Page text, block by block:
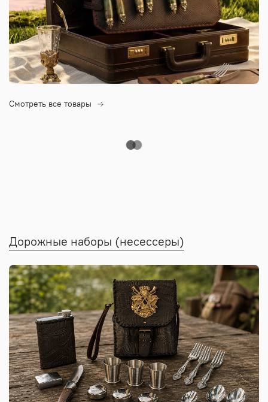
Смотреть все товары
Дорожные наборы (несессеры)